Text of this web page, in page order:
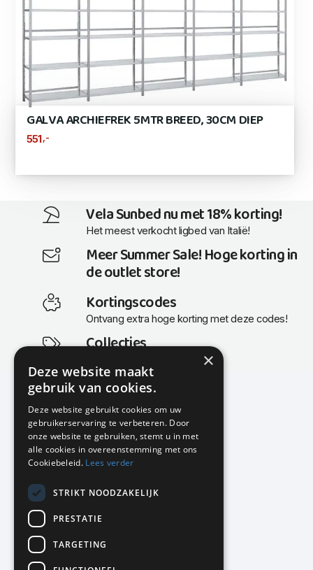
GALVA ARCHIEFREK 5MTR BREED, 30CM DIEP
551,-
Vela Sunbed nu met 18% korting!
Het meest verkocht ligbed van Italië!
Meer Summer Sale! Hoge korting in
de outlet store!
Kortingscodes
Ontvang extra hoge korting met deze codes!
Collecties
Actuele en populaire collecties
KMP Kantoormeubilair
Airport Business Park
Frankfurtstraat 29-31
1175 RH Lijnden
020-617 01 26
info@kmpkantoormeubilair.nl
Facebook
Instagram
×
Deze website maakt
gebruik van cookies.
Deze website gebruikt cookies om uw
gebruikerservaring te verbeteren. Door
onze website te gebruiken, stemt u in met
alle cookies in overeenstemming met ons
Cookiebeleid. Lees verder
STRIKT NOODZAKELIJK
PRESTATIE
TARGETING